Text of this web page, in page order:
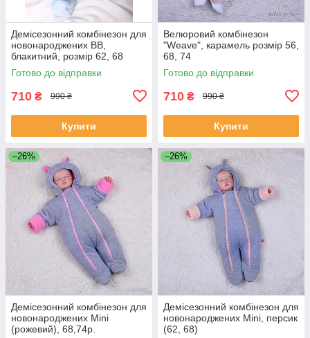
Демісезонний комбінезон для
новонароджених BB,
блакитний, розмір 62, 68
Готово до відправки
710 ₴ 990 ₴
Купити
Велюровий комбінезон
"Weave", карамель розмір 56,
68, 74
Готово до відправки
710 ₴ 990 ₴
Купити
–26%
Демісезонний комбінезон для
новонароджених Mini
(рожевий), 68,74р.
–26%
Демісезонний комбінезон для
новонароджених Mini, персик
(62, 68)